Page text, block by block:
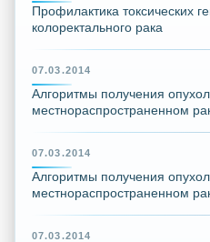
Профилактика токсических
колоректального рака
07.03.2014
Алгоритмы получения
местнораспространенном
07.03.2014
Алгоритмы получения
местнораспространенном
07.03.2014